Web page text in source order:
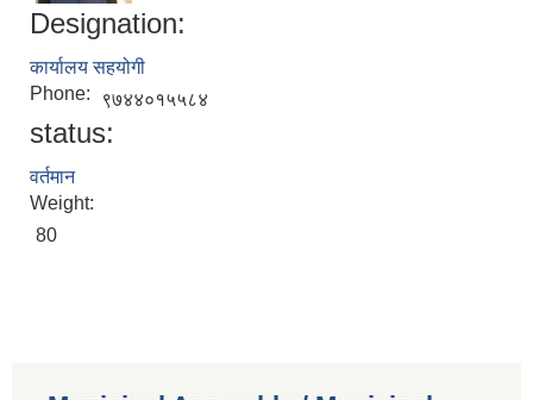
Designation:
कार्यालय सहयोगी
Phone:
९७४४०१५५८४
status:
वर्तमान
Weight:
80